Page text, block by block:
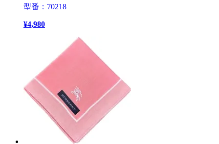
型番：70218
¥4,980